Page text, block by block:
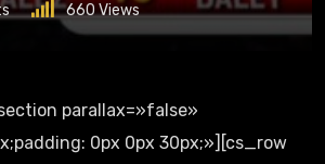
660Views
0px 0px 30px;»][cs_row